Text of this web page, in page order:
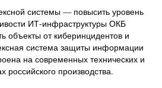
системы — повысить уровень
ИТ-инфраструктуры ОКБ
объекты от киберинцидентов и
система защиты информации
на современных технических и
российского производства.